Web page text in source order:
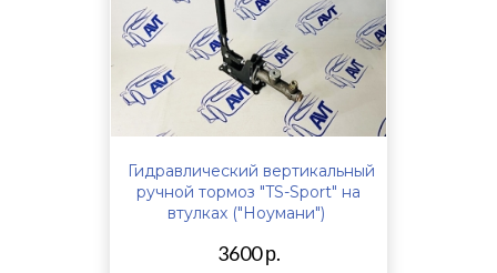
Гидравлический вертикальный
ручной тормоз "TS-Sport" на
втулках ("Ноумани")
3600 р.